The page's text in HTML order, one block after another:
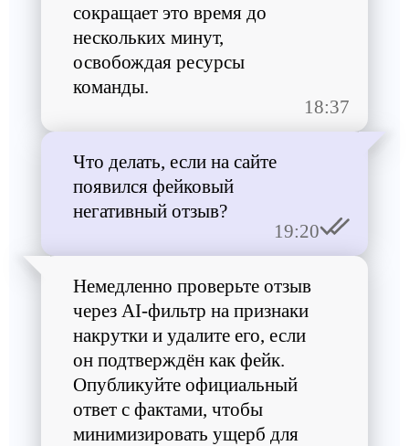
сокращает это время до
нескольких минут,
освобождая ресурсы
команды.
18:37
Что делать, если на сайте
появился фейковый
негативный отзыв?
19:20
Немедленно проверьте отзыв
через AI-фильтр на признаки
накрутки и удалите его, если
он подтверждён как фейк.
Опубликуйте официальный
ответ с фактами, чтобы
минимизировать ущерб для